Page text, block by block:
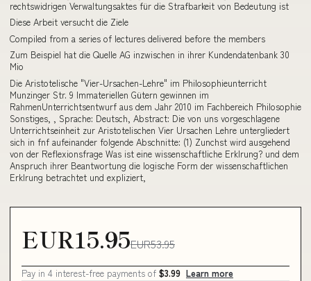
rechtswidrigen Verwaltungsaktes für die Strafbarkeit von Bedeutung ist
Diese Arbeit versucht die Ziele
Compiled from a series of lectures delivered before the members
Zum Beispiel hat die Quelle AG inzwischen in ihrer Kundendatenbank 30
Mio
Die Aristotelische "Vier-Ursachen-Lehre" im Philosophieunterricht
Munzinger Str. 9 Immateriellen Gütern gewinnen im
RahmenUnterrichtsentwurf aus dem Jahr 2010 im Fachbereich Philosophie
Sonstiges, , Sprache: Deutsch, Abstract: Die von uns vorgeschlagene
Unterrichtseinheit zur Aristotelischen Vier Ursachen Lehre untergliedert
sich in fnf aufeinander folgende Abschnitte: (1) Zunchst wird ausgehend
von der Reflexionsfrage Was ist eine wissenschaftliche Erklrung? und dem
Anspruch ihrer Beantwortung die logische Form der wissenschaftlichen
Erklrung betrachtet und expliziert,
EUR15.95EUR53.95
Pay in 4 interest-free payments of $3.99 Learn more